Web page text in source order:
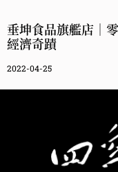
垂坤食品旗艦店｜
經濟奇蹟
2022-04-25